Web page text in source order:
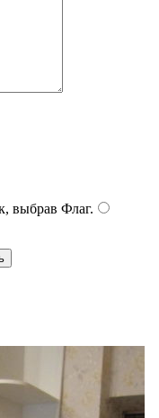
выбрав Флаг.